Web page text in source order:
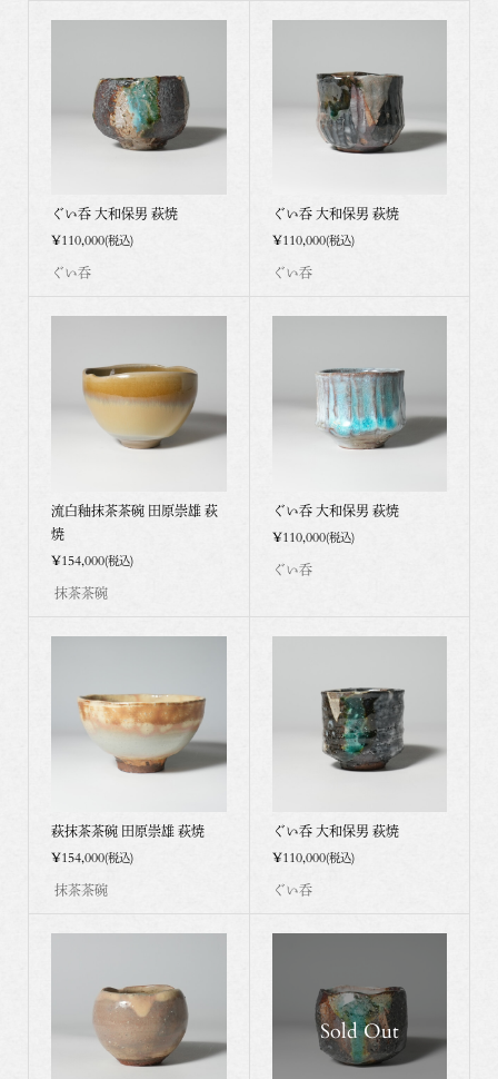
ぐい呑 大和保男 萩焼
¥110,000(税込)
ぐい呑
ぐい呑 大和保男 萩焼
¥110,000(税込)
ぐい呑
流白釉抹茶茶碗 田原崇雄 萩
焼
¥154,000(税込)
抹茶茶碗
ぐい呑 大和保男 萩焼
¥110,000(税込)
ぐい呑
萩抹茶茶碗 田原崇雄 萩焼
¥154,000(税込)
抹茶茶碗
ぐい呑 大和保男 萩焼
¥110,000(税込)
ぐい呑
Sold Out